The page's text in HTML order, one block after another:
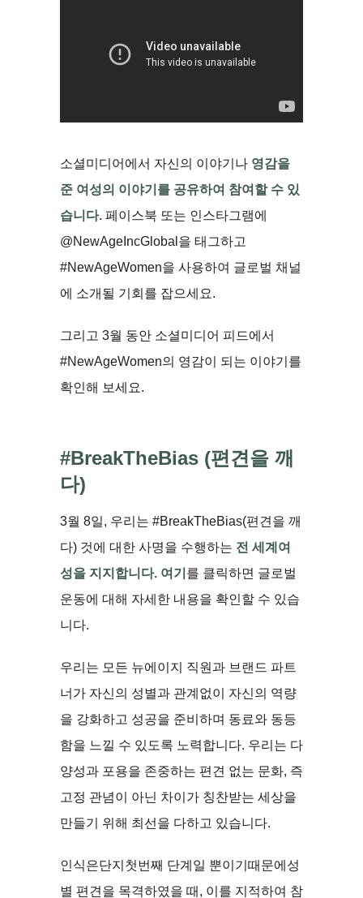
소셜미디어에서 자신의 이야기나 영감을
준 여성의 이야기를 공유하여 참여할 수 있
습니다. 페이스북 또는 인스타그램에
@NewAgeIncGlobal을 태그하고
#NewAgeWomen을 사용하여 글로벌 채널
에 소개될 기회를 잡으세요.
그리고 3월 동안 소셜미디어 피드에서
#NewAgeWomen의 영감이 되는 이야기를
확인해 보세요.
#BreakTheBias (편견을 깨
다)
3월 8일, 우리는 #BreakTheBias(편견을 깨
다) 것에 대한 사명을 수행하는 전 세계여
성을 지지합니다. 여기 를 클릭하면 글로벌
운동에 대해 자세한 내용을 확인할 수 있습
니다.
우리는 모든 뉴에이지 직원과 브랜드 파트
너가 자신의 성별과 관계없이 자신의 역량
을 강화하고 성공을 준비하며 동료와 동등
함을 느낄 수 있도록 노력합니다. 우리는 다
양성과 포용을 존중하는 편견 없는 문화, 즉
고정 관념이 아닌 차이가 칭찬받는 세상을
만들기 위해 최선을 다하고 있습니다.
인식은단지첫번째 단계일 뿐이기때문에성
별 편견을 목격하였을 때, 이를 지적하여 참